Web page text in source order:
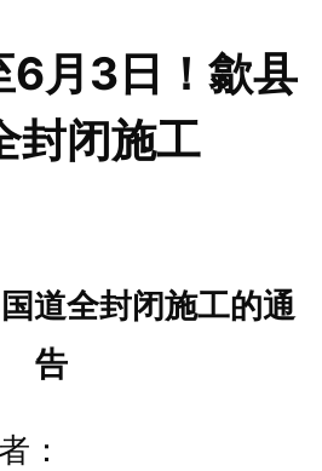
6月3日！歙县
封闭施工
道全封闭施工的通
告
：